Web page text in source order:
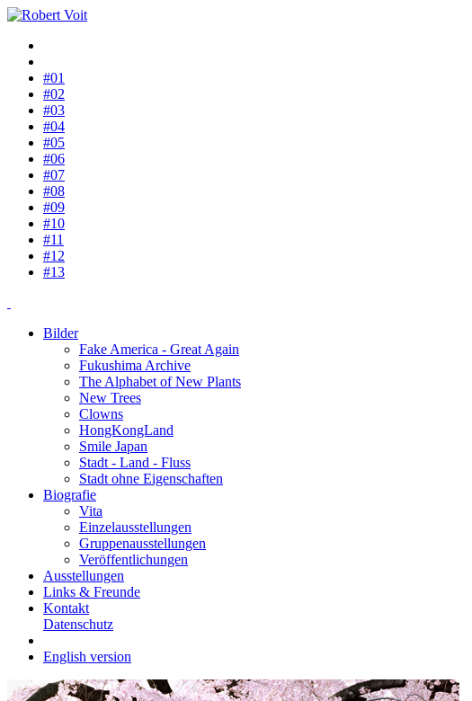
#01
#02
#03
#04
#05
#06
#07
#08
#09
#10
#11
#12
#13
Bilder
Fake America - Great Again
Fukushima Archive
The Alphabet of New Plants
New Trees
Clowns
HongKongLand
Smile Japan
Stadt - Land - Fluss
Stadt ohne Eigenschaften
Biografie
Vita
Einzelausstellungen
Gruppenausstellungen
Veröffentlichungen
Ausstellungen
Links & Freunde
Kontakt
Datenschutz
English version